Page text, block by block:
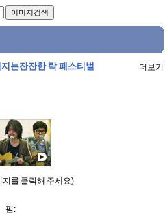
는잔잔한 락 페스티벌 더보기
지를 클릭해 주세요)
펌: